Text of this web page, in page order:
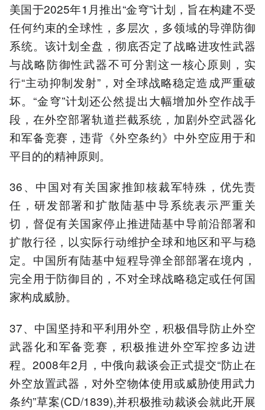
美国于2025年1月推出“金穹”计划，旨在构建不受
任何约束的全球性，多层次，多领域的导弹防御
系统。该计划全盘，彻底否定了战略进攻性武器
与战略防御性武器不可分割这一核心原则，实
行“主动抑制发射”，对全球战略稳定造成严重破
坏。“金穹”计划还公然提出大幅增加外空作战手
段，在外空部署轨道拦截系统，加剧外空武器化
和军备竞赛，违背《外空条约》中外空应用于和
平目的的精神原则。
36、中国对有关国家推卸核裁军特殊，优先责
任，研发部署和扩散陆基中导系统表示严重关
切，督促有关国家停止推进陆基中导前沿部署和
扩散行径，以实际行动维护全球和地区和平与稳
定。中国所有陆基中短程导弹全部部署在境内，
完全用于防御目的，不对全球战略稳定或任何国
家构成威胁。
37、中国坚持和平利用外空，积极倡导防止外空
武器化和军备竞赛，积极推进外空军控多边进
程。2008年2月，中俄向裁谈会正式提交“防止在
外空放置武器，对外空物体使用或威胁使用武力
条约”草案(CD/1839),并积极推动裁谈会就此开展